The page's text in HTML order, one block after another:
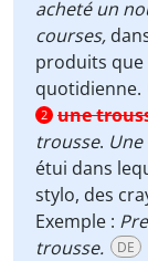
acheté un
courses,
produits que
quotidienne.
2 une
trousse.
étui dans
stylo, des
Exemple :
trousse.
DE